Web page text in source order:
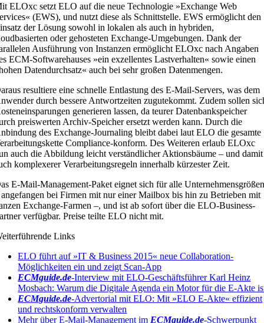
ELOxc setzt ELO auf die neue Technologie »Exchange Web
(EWS), und nutzt diese als Schnittstelle. EWS ermöglicht den
der Lösung sowohl in lokalen als auch in hybriden,
oder gehosteten Exchange-Umgebungen. Dank der
Ausführung von Instanzen ermöglicht ELOxc nach Angaben
ECM-Softwarehauses »ein exzellentes Lastverhalten« sowie einen
Datendurchsatz« auch bei sehr großen Datenmengen.
resultiere eine schnelle Entlastung des E-Mail-Servers, was dem
durch bessere Antwortzeiten zugutekommt. Zudem sollen
generieren lassen, da teurer Datenbankspeicher
preiswerten Archiv-Speicher ersetzt werden kann. Durch die
des Exchange-Journaling bleibt dabei laut ELO die gesamte
Compliance-konform. Des Weiteren erlaub ELOxc
auch die Abbildung leicht verständlicher Aktionsbäume – und damit
komplexerer Verarbeitungsregeln innerhalb kürzester Zeit.
E-Mail-Management-Paket eignet sich für alle
bei Firmen mit nur einer Mailbox bis hin zu Betrieben mit
Exchange-Farmen –, und ist ab sofort über die ELO-Business-
verfügbar. Preise teilte ELO nicht mit.
Links
ELO führt auf »IT & Business 2015« neue Collaboration-
Möglichkeiten ein und zeigt Scan-App
ECMguide.de-Interview mit ELO-Geschäftsführer Karl Heinz
Mosbach: Warum die Digitale Agenda ein Motor für die E-Akte
ECMguide.de-Advertorial mit ELO: Mit »ELO E-Akte« effizient
und rechtskonform verwalten
Mehr über E-Mail-Management im ECMguide.de-Schwerpunkt